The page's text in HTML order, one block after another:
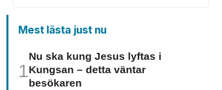
Mest lästa just nu
Nu ska kung Jesus lyftas i
Kungsan – detta väntar
besökaren